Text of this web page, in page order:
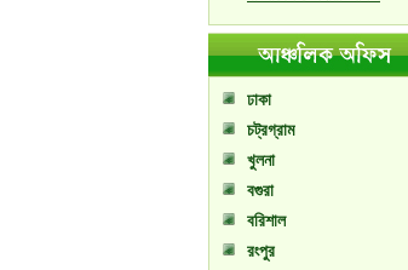
ঢাকা
চট্রগ্রাম
খুলনা
বগুরা
বরিশাল
রংপুর